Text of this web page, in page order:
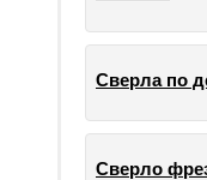
Сверла по
Сверло